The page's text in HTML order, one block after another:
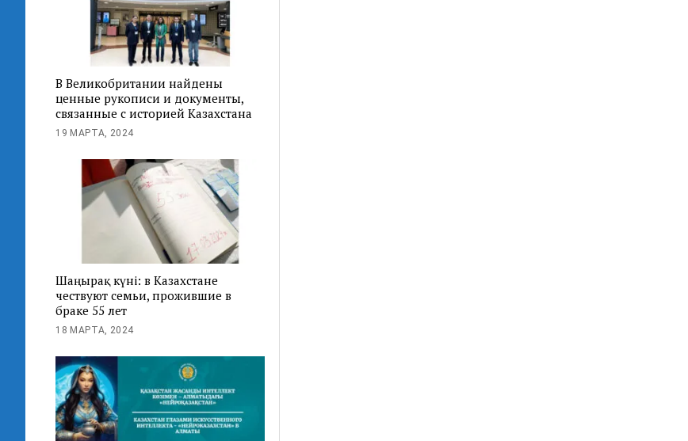
В Великобритании найдены
ценные рукописи и документы,
связанные с историей Казахстана
19 МАРТА, 2024
Шаңырақ күні: в Казахстане
чествуют семьи, прожившие в
браке 55 лет
18 МАРТА, 2024